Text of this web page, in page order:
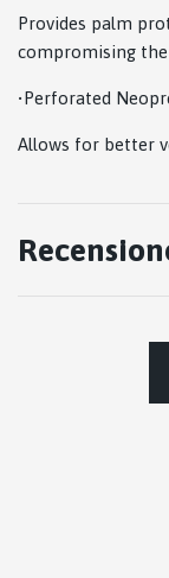
Provides palm
compromising
•Perforated
Allows for better